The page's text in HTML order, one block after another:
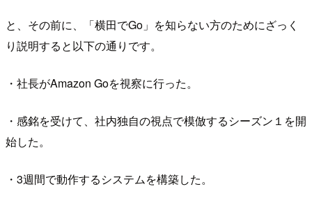
と、その前に、「横田でGo」を知らない方のためにざっく
り説明すると以下の通りです。
・社長がAmazon Goを視察に行った。
・感銘を受けて、社内独自の視点で模倣するシーズン１を開
始した。
・3週間で動作するシステムを構築した。